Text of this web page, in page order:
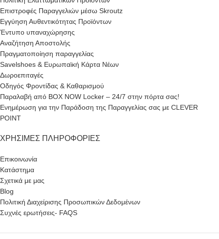
Επιστροφές Παραγγελιών μέσω Skroutz
Εγγύηση Αυθεντικότητας Προϊόντων
Έντυπο υπαναχώρησης
Αναζήτηση Αποστολής
Πραγματοποίηση παραγγελίας
Savelshoes & Ευρωπαϊκή Κάρτα Νέων
Δωροεπιταγές
Οδηγός Φροντίδας & Καθαρισμού
Παραλαβή από BOX NOW Locker – 24/7 στην πόρτα σας!
Ενημέρωση για την Παράδοση της Παραγγελίας σας με CLEVER
POINT
ΧΡΉΣΙΜΕΣ ΠΛΗΡΟΦΟΡΊΕΣ
Επικοινωνία
Κατάστημα
Σχετικά με μας
Blog
Πολιτική Διαχείρισης Προσωπικών Δεδομένων
Συχνές ερωτήσεις- FAQS